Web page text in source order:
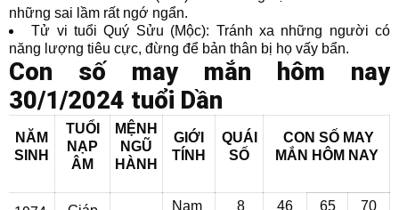
những sai lầm rất ngớ ngẩn.
Tử vi tuổi Quý Sửu (Mộc): Tránh xa những người có
năng lượng tiêu cực, đừng để bản thân bị họ vấy bẩn.
Con số may mắn hôm nay
30/1/2024 tuổi Dần
NĂM
SINH
TUỔI
NẠP
ÂM
MỆNH
NGŨ
HÀNH
GIỚI
TÍNH
QUÁI
SỐ
CON SỐ MAY
MẮN HÔM NAY
Nam 8 46 65
70